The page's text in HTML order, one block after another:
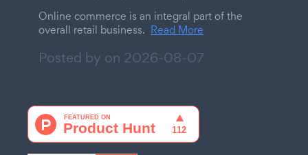
Online commerce is an integral part of the
overall retail business. Read More
Posted by on 2026-08-07